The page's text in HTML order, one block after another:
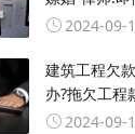
2024-09-
建筑工程欠
办?拖欠工程
2024-09-